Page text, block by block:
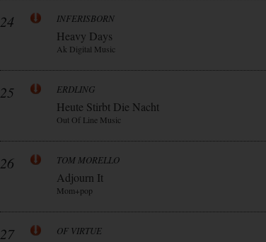
24 INFERISBORN
Heavy Days
Ak Digital Music
25 ERDLING
Heute Stirbt Die Nacht
Out Of Line Music
26 TOM MORELLO
Adjourn It
Mom+pop
27 OF VIRTUE